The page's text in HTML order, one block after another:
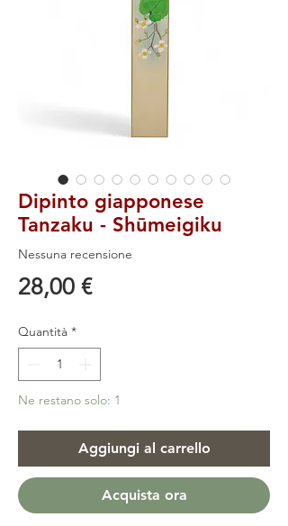
Dipinto giapponese
Tanzaku - Shūmeigiku
Nessuna recensione
28,00 €Prezzo
Quantità *
Ne restano solo: 1
Aggiungi al carrello
Acquista ora